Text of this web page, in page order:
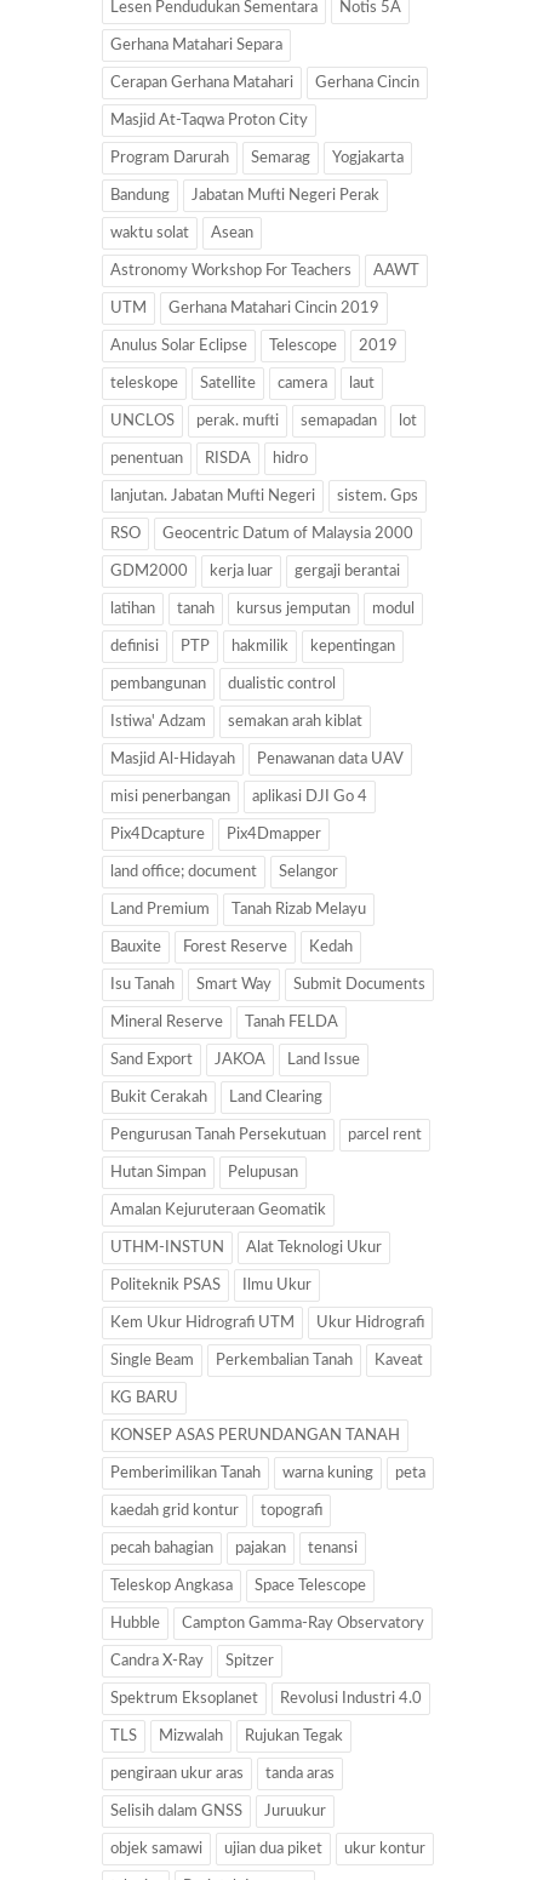
Lesen Pendudukan Sementara Notis 5A
Gerhana Matahari Separa
Cerapan Gerhana Matahari Gerhana Cincin
Masjid At-Taqwa Proton City
Program Darurah Semarag Yogjakarta
Bandung Jabatan Mufti Negeri Perak
waktu solat Asean
Astronomy Workshop For Teachers AAWT
UTM Gerhana Matahari Cincin 2019
Anulus Solar Eclipse Telescope 2019
teleskope Satellite camera laut
UNCLOS perak. mufti semapadan lot
penentuan RISDA hidro
lanjutan. Jabatan Mufti Negeri sistem. Gps
RSO Geocentric Datum of Malaysia 2000
GDM2000 kerja luar gergaji berantai
latihan tanah kursus jemputan modul
definisi PTP hakmilik kepentingan
pembangunan dualistic control
Istiwa' Adzam semakan arah kiblat
Masjid Al-Hidayah Penawanan data UAV
misi penerbangan aplikasi DJI Go 4
Pix4Dcapture Pix4Dmapper
land office; document Selangor
Land Premium Tanah Rizab Melayu
Bauxite Forest Reserve Kedah
Isu Tanah Smart Way Submit Documents
Mineral Reserve Tanah FELDA
Sand Export JAKOA Land Issue
Bukit Cerakah Land Clearing
Pengurusan Tanah Persekutuan parcel rent
Hutan Simpan Pelupusan
Amalan Kejuruteraan Geomatik
UTHM-INSTUN Alat Teknologi Ukur
Politeknik PSAS Ilmu Ukur
Kem Ukur Hidrografi UTM Ukur Hidrografi
Single Beam Perkembalian Tanah Kaveat
KG BARU
KONSEP ASAS PERUNDANGAN TANAH
Pemberimilikan Tanah warna kuning peta
kaedah grid kontur topografi
pecah bahagian pajakan tenansi
Teleskop Angkasa Space Telescope
Hubble Campton Gamma-Ray Observatory
Candra X-Ray Spitzer
Spektrum Eksoplanet Revolusi Industri 4.0
TLS Mizwalah Rujukan Tegak
pengiraan ukur aras tanda aras
Selisih dalam GNSS Juruukur
objek samawi ujian dua piket ukur kontur